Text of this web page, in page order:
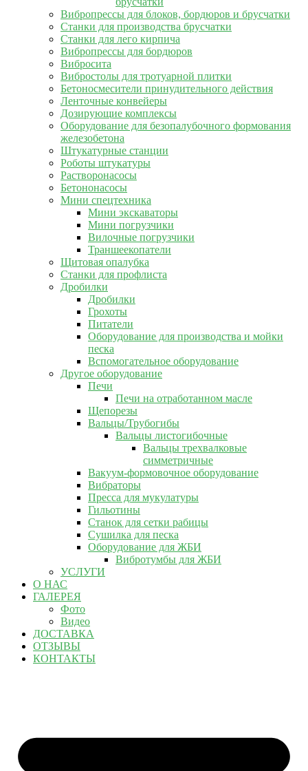
Вибропрессы для блоков, бордюров и брусчатки
Станки для производства брусчатки
Станки для лего кирпича
Вибропрессы для бордюров
Вибросита
Вибростолы для тротуарной плитки
Бетоносмесители принудительного действия
Ленточные конвейеры
Дозирующие комплексы
Оборудование для безопалубочного формования
железобетона
Штукатурные станции
Роботы штукатуры
Растворонасосы
Бетононасосы
Мини спецтехника
Мини экскаваторы
Мини погрузчики
Вилочные погрузчики
Траншеекопатели
Щитовая опалубка
Станки для профлиста
Дробилки
Дробилки
Грохоты
Питатели
Оборудование для производства и мойки
песка
Вспомогательное оборудование
Другое оборудование
Печи
Печи на отработанном масле
Щепорезы
Вальцы/Трубогибы
Вальцы листогибочные
Вальцы трехвалковые
симметричные
Вакуум-формовочное оборудование
Вибраторы
Пресса для мукулатуры
Гильотины
Станок для сетки рабицы
Сушилка для песка
Оборудование для ЖБИ
Вибротумбы для ЖБИ
УСЛУГИ
О НАС
ГАЛЕРЕЯ
Фото
Видео
ДОСТАВКА
ОТЗЫВЫ
КОНТАКТЫ